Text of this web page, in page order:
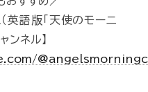
語版「天使のモーニ
ンネル】